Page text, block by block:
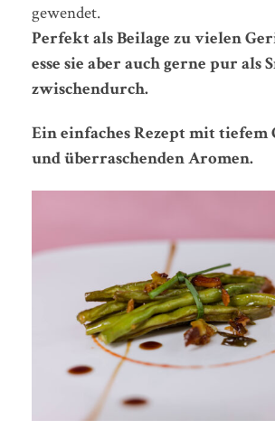
gewendet.
Perfekt als Beilage zu vielen
esse sie aber auch gerne pur als
zwischendurch.
Ein einfaches Rezept mit tiefem
und überraschenden Aromen.